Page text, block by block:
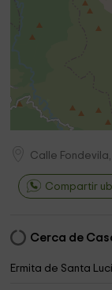
Calle
Compartir
Cerca de
Ermita de Santa